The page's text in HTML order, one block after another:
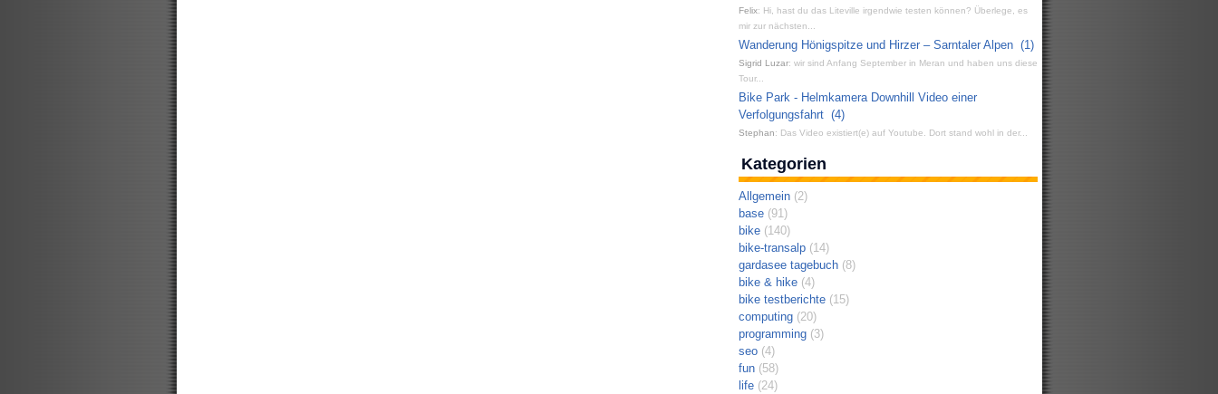
Felix: Hi, hast du das Liteville irgendwie testen können? Überlege, es
mir zur nächsten...
Wanderung Hönigspitze und Hirzer – Sarntaler Alpen (1)
Sigrid Luzar: wir sind Anfang September in Meran und haben uns diese
Tour...
Bike Park - Helmkamera Downhill Video einer
Verfolgungsfahrt (4)
Stephan: Das Video existiert(e) auf Youtube. Dort stand wohl in der...
Kategorien
Allgemein(2)
base(91)
bike(140)
bike-transalp(14)
gardasee tagebuch(8)
bike & hike(4)
bike testberichte(15)
computing(20)
programming(3)
seo(4)
fun(58)
life(24)